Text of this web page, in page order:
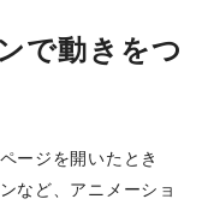
で動きをつ
ージを開いたとき
など、アニメーショ